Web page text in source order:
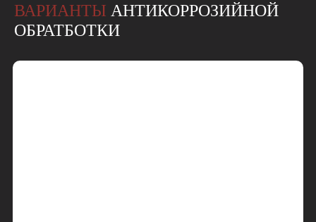
ВАРИАНТЫ АНТИКОРРОЗИЙНОЙ
ОБРАТБОТКИ